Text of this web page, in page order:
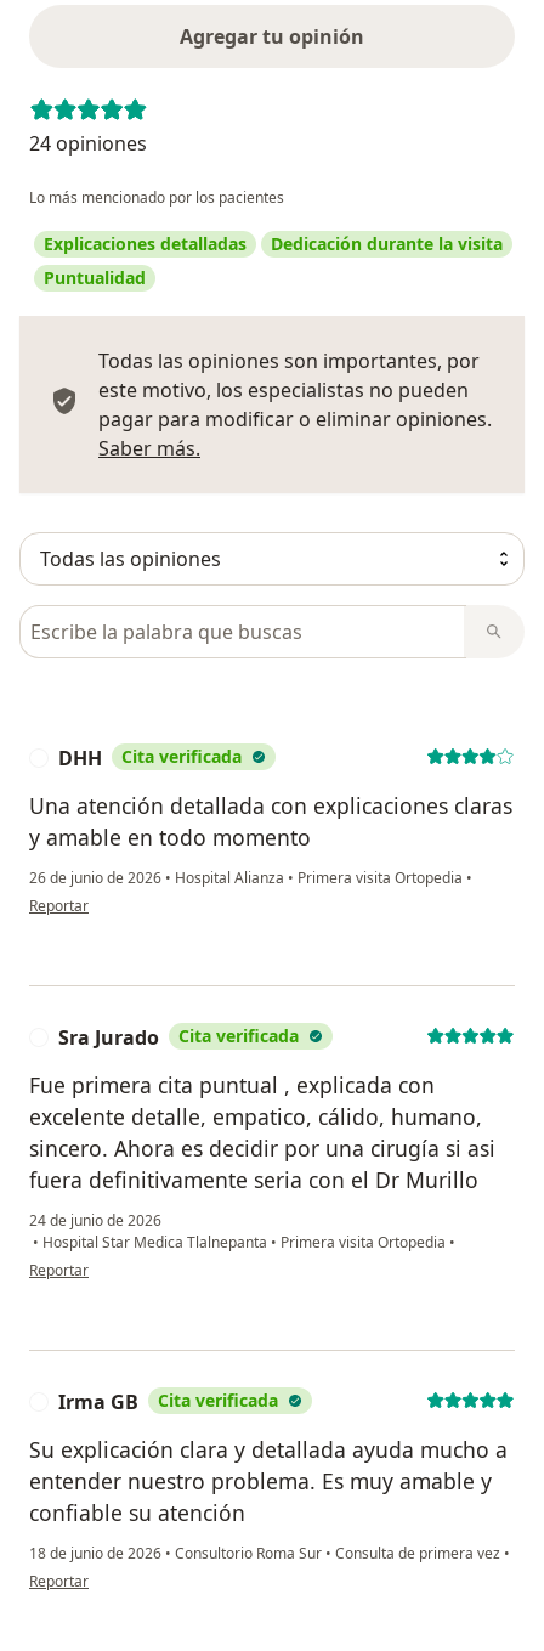
Agregar tu opinión
24 opiniones
Lo más mencionado por los pacientes
Explicaciones detalladas
Dedicación durante la visita
Puntualidad
Todas las opiniones son importantes, por
este motivo, los especialistas no pueden
pagar para modificar o eliminar opiniones.
Saber más.
Busca en opiniones
DHH Cita verificada
Una atención detallada con explicaciones claras
y amable en todo momento
26 de junio de 2026 • Hospital Alianza • Primera visita Ortopedia •
en opinión del usuario DHH
Reportar
Sra Jurado Cita verificada
Fue primera cita puntual , explicada con
excelente detalle, empatico, cálido, humano,
sincero. Ahora es decidir por una cirugía si asi
fuera definitivamente seria con el Dr Murillo
24 de junio de 2026
• Hospital Star Medica Tlalnepanta • Primera visita Ortopedia •
en opinión del usuario Sra Jurado
Reportar
Irma GB Cita verificada
Su explicación clara y detallada ayuda mucho a
entender nuestro problema. Es muy amable y
confiable su atención
18 de junio de 2026 • Consultorio Roma Sur • Consulta de primera vez •
en opinión del usuario Irma GB
Reportar